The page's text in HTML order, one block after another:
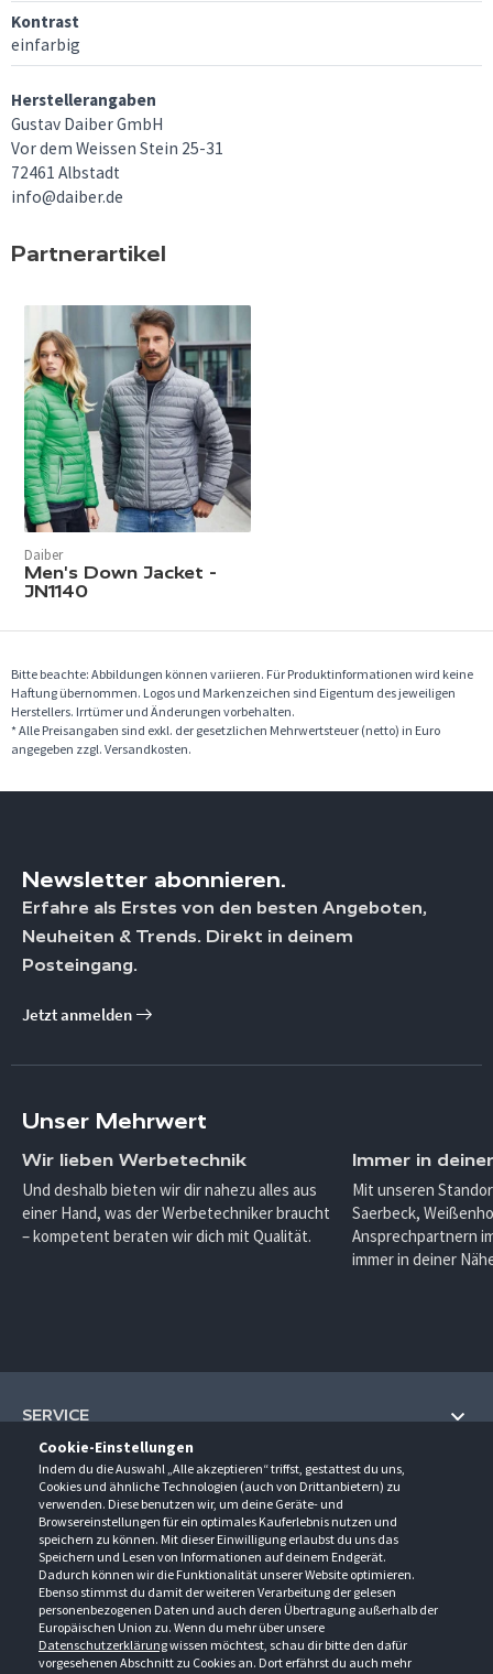
Cookie-Einstellungen
Indem du die Auswahl „Alle akzeptieren“ triffst, gestattest du uns,
Cookies und ähnliche Technologien (auch von Drittanbietern) zu
verwenden. Diese benutzen wir, um deine Geräte- und
Browsereinstellungen für ein optimales Kauferlebnis nutzen und
speichern zu können. Mit dieser Einwilligung erlaubst du uns das
Speichern und Lesen von Informationen auf deinem Endgerät.
Dadurch können wir die Funktionalität unserer Website optimieren.
Ebenso stimmst du damit der weiteren Verarbeitung der gelesen
personenbezogenen Daten und auch deren Übertragung außerhalb der
Europäischen Union zu. Wenn du mehr über unsere
Datenschutzerklärungwissen möchtest, schau dir bitte den dafür
vorgesehenen Abschnitt zu Cookies an. Dort erfährst du auch mehr
Kontrast
einfarbig
Herstellerangaben
Gustav Daiber GmbH
Vor dem Weissen Stein 25-31
72461 Albstadt
info@daiber.de
Partnerartikel
Daiber
Men's Down Jacket -
JN1140
Bitte beachte: Abbildungen können variieren. Für Produktinformationen wird keine
Haftung übernommen. Logos und Markenzeichen sind Eigentum des jeweiligen
Herstellers. Irrtümer und Änderungen vorbehalten.
* Alle Preisangaben sind exkl. der gesetzlichen Mehrwertsteuer (netto) in Euro
angegeben zzgl. Versandkosten.
Newsletter abonnieren.
Erfahre als Erstes von den besten Angeboten,
Neuheiten & Trends. Direkt in deinem
Posteingang.
Jetzt anmelden
Unser Mehrwert
Wir lieben Werbetechnik
Und deshalb bieten wir dir nahezu alles aus
einer Hand, was der Werbetechniker braucht
– kompetent beraten wir dich mit Qualität.
Immer in
Mit unseren
Saerbeck,
Ansprechpartnern
immer in deiner
SERVICE
Hilfe und Information
Fragen und Antworten (FAQ)
Kontakt
Newsletter
Events
Downloads
Kataloge
UNTERNEHMEN
Über uns
Anfahrt
Ansprechpartner
Außendienstbesuch
Jobs & Ausbildung
KONTAKT
Gröner-Schulze GmbH
Sarirstraße 5
12529 Schönefeld
Berlin-Schönefeld: +49 30 68 29 54-0
ÖFFNUNGSZEITEN
Montag - Donnerstag
9:00 - 17:00
Freitag
9:00 - 15:00
FOLGE UNS